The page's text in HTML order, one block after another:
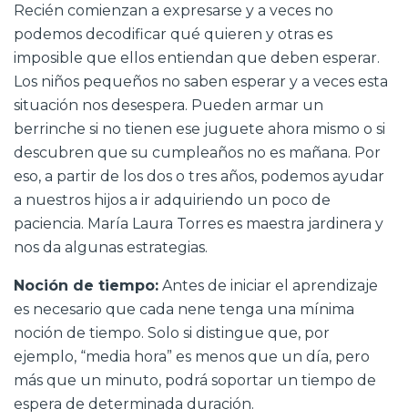
Recién comienzan a expresarse y a veces no
podemos decodificar qué quieren y otras es
imposible que ellos entiendan que deben esperar.
Los niños pequeños no saben esperar y a veces esta
situación nos desespera. Pueden armar un
berrinche si no tienen ese juguete ahora mismo o si
descubren que su cumpleaños no es mañana. Por
eso, a partir de los dos o tres años, podemos ayudar
a nuestros hijos a ir adquiriendo un poco de
paciencia. María Laura Torres es maestra jardinera y
nos da algunas estrategias.
Noción de tiempo: Antes de iniciar el aprendizaje
es necesario que cada nene tenga una mínima
noción de tiempo. Solo si distingue que, por
ejemplo, “media hora” es menos que un día, pero
más que un minuto, podrá soportar un tiempo de
espera de determinada duración.